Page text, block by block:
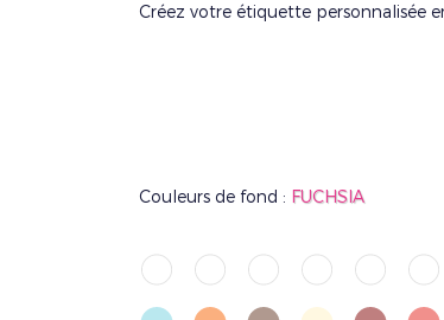
Créez votre étiquette personnalisée
Couleurs de fond : FUCHSIA